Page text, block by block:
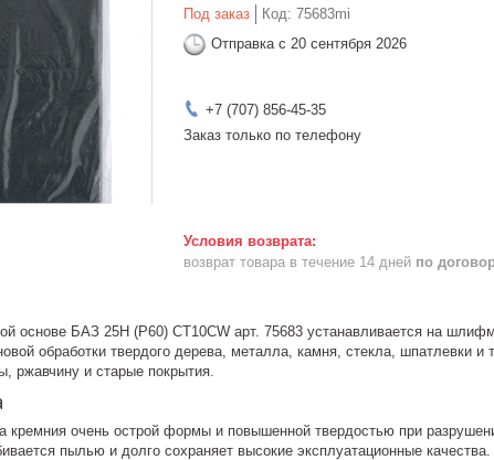
Под заказ Код: 75683mi
Отправка с 20 сентября 2026
+7 (707) 856-45-35
Заказ только по телефону
возврат товара в течение 14 дней по
основе БАЗ 25Н (Р60) CT10CW арт. 75683 устанавливается на
обработки твердого дерева, металла, камня, стекла, шпатлевки
ржавчину и старые покрытия.
кремния очень острой формы и повышенной твердостью при
пылью и долго сохраняет высокие эксплуатационные качества.